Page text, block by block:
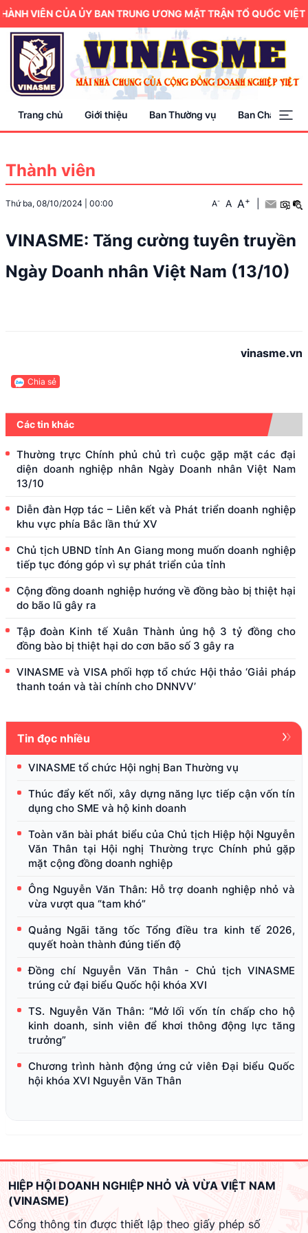
VIÊN CỦA ỦY BAN TRUNG ƯƠNG MẶT TRẬN TỔ QUỐC VIỆT
Trang chủ Giới thiệu Ban Thường vụ Ban Chấp hành
Thành viên
Thứ ba, 08/10/2024 00:00 A- A A+
VINASME: Tăng cường tuyên truyền
Ngày Doanh nhân Việt Nam (13/10)
vinasme.vn
Chia sẻ
Các tin khác
Thường trực Chính phủ chủ trì cuộc gặp mặt các đại
diện doanh nghiệp nhân Ngày Doanh nhân Việt Nam
13/10
Diễn đàn Hợp tác – Liên kết và Phát triển doanh nghiệp
khu vực phía Bắc lần thứ XV
Chủ tịch UBND tỉnh An Giang mong muốn doanh nghiệp
tiếp tục đóng góp vì sự phát triển của tỉnh
Cộng đồng doanh nghiệp hướng về đồng bào bị thiệt hại
do bão lũ gây ra
Tập đoàn Kinh tế Xuân Thành ủng hộ 3 tỷ đồng cho
đồng bào bị thiệt hại do cơn bão số 3 gây ra
VINASME và VISA phối hợp tổ chức Hội thảo ‘Giải pháp
thanh toán và tài chính cho DNNVV’
Tin đọc nhiều
VINASME tổ chức Hội nghị Ban Thường vụ
Thúc đẩy kết nối, xây dựng năng lực tiếp cận vốn tín
dụng cho SME và hộ kinh doanh
Toàn văn bài phát biểu của Chủ tịch Hiệp hội Nguyễn
Văn Thân tại Hội nghị Thường trực Chính phủ gặp
mặt cộng đồng doanh nghiệp
Ông Nguyễn Văn Thân: Hỗ trợ doanh nghiệp nhỏ và
vừa vượt qua “tam khó”
Quảng Ngãi tăng tốc Tổng điều tra kinh tế 2026,
quyết hoàn thành đúng tiến độ
Đồng chí Nguyễn Văn Thân - Chủ tịch VINASME
trúng cử đại biểu Quốc hội khóa XVI
TS. Nguyễn Văn Thân: “Mở lối vốn tín chấp cho hộ
kinh doanh, sinh viên để khơi thông động lực tăng
trưởng”
Chương trình hành động ứng cử viên Đại biểu Quốc
hội khóa XVI Nguyễn Văn Thân
HIỆP HỘI DOANH NGHIỆP NHỎ VÀ VỪA VIỆT NAM
(VINASME)
Cổng thông tin được thiết lập theo giấy phép số